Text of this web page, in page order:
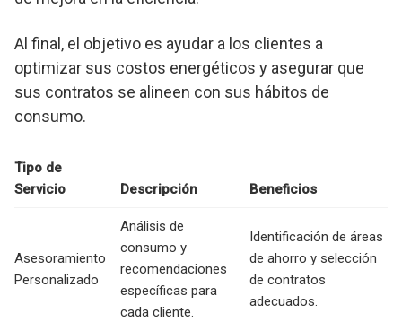
Al final, el objetivo es ayudar a los clientes a
optimizar sus costos energéticos y asegurar que
sus contratos se alineen con sus hábitos de
consumo.
Tipo de
Servicio
Descripción Beneficios
Asesoramiento
Personalizado
Análisis de
consumo y
recomendaciones
específicas para
cada cliente.
Identificación de áreas
de ahorro y selección
de contratos
adecuados.